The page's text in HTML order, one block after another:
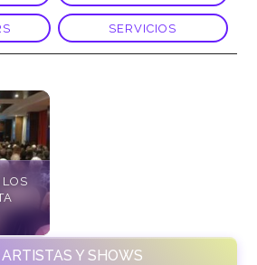
SERVICIOS
Y SHOWS